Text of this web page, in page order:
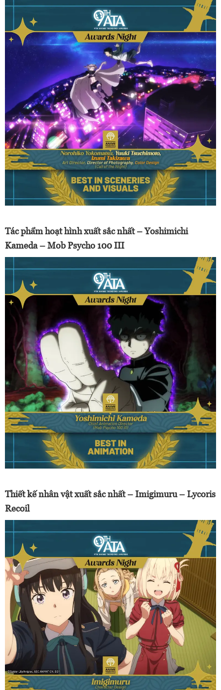
Tác phẩm hoạt hình xuất sắc nhất – Yoshimichi
Kameda – Mob Psycho 100 III
Thiết kế nhân vật xuất sắc nhất – Imigimuru – Lycoris
Recoil